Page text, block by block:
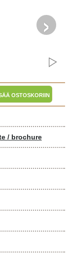
›
OSTOSKORIIN
/ brochure